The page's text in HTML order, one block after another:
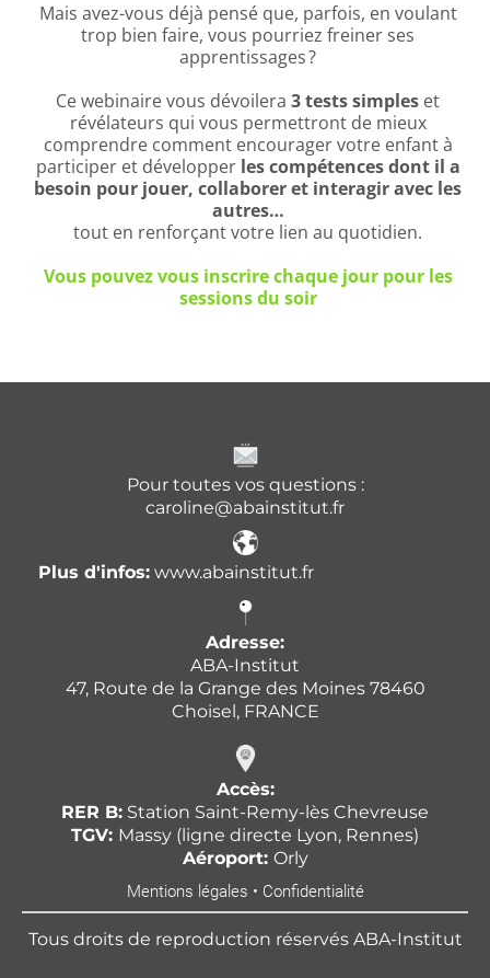
Mais avez-vous déjà pensé que, parfois, en voulant
trop bien faire, vous pourriez freiner ses
apprentissages ?
Ce webinaire vous dévoilera 3 tests simples et
révélateurs qui vous permettront de mieux
comprendre comment encourager votre enfant à
participer et développer les compétences dont il a
besoin pour jouer, collaborer et interagir avec les
autres…
tout en renforçant votre lien au quotidien.
Vous pouvez vous inscrire chaque jour pour les
sessions du soir
Pour toutes vos questions :
caroline@abainstitut.fr
Plus d'infos: www.abainstitut.fr
Adresse:
ABA-Institut
47, Route de la Grange des Moines 78460
Choisel, FRANCE
Accès:
RER B: Station Saint-Remy-lès Chevreuse
TGV: Massy (ligne directe Lyon, Rennes)
Aéroport: Orly
Mentions légales • Confidentialité
Tous droits de reproduction réservés ABA-Institut